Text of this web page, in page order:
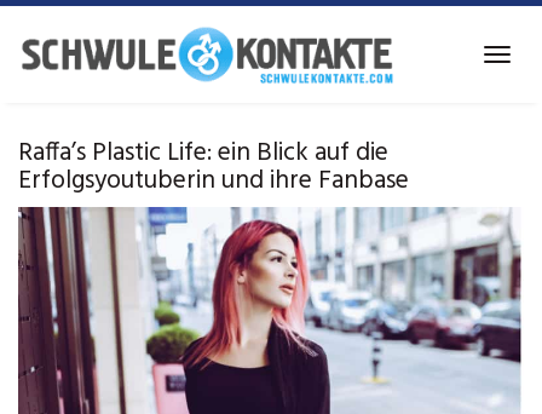
Skip
main
Raffa’s Plastic Life: ein Blick auf die
Erfolgsyoutuberin und ihre Fanbase